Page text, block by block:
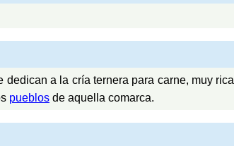
dedican a la cría ternera para carne, muy
pueblos de aquella comarca.